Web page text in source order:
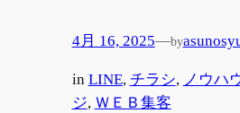
4月 16, 2025—by
in LINE, チラシ, ノウハ
ジ, ＷＥＢ集客